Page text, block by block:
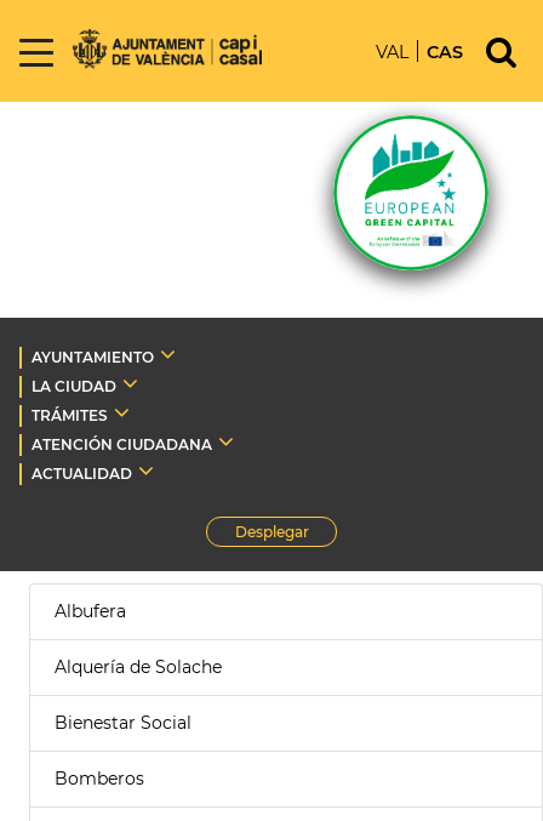
VAL CAS
AYUNTAMIENTO
LA CIUDAD
TRÁMITES
ATENCIÓN CIUDADANA
ACTUALIDAD
Desplegar
Albufera
Alquería de Solache
Bienestar Social
Bomberos